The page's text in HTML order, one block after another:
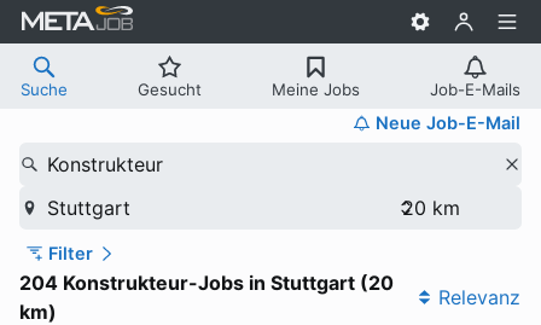
Suche Gesucht Meine Jobs Job-E-Mails
Neue Job-E-Mail
Konstrukteur
Stuttgart
Filter
204 Konstrukteur-Jobs in Stuttgart (20
km)
Relevanz